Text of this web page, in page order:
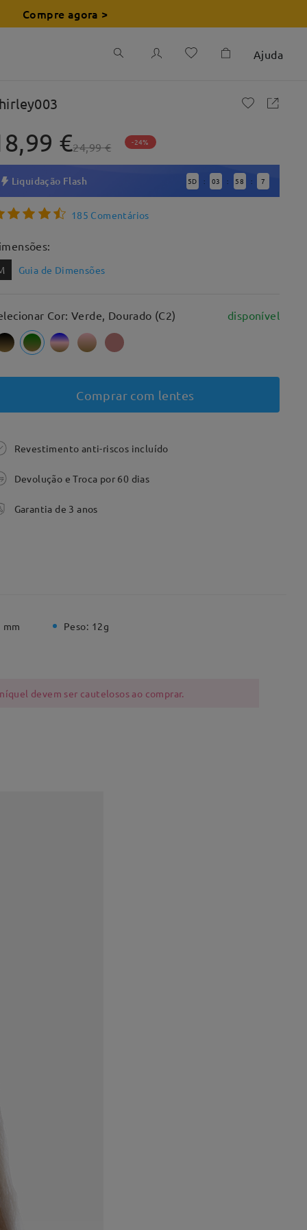
Compre agora >
Ajuda
€24,99 € -24%
Liquidação Flash 5D : 03 : 58 : 5
185 Comentários
Guia de Dimensões
Cor: Verde, Dourado (C2) disponível
Comprar com lentes
Revestimento anti-riscos incluído
Devolução e Troca por 60 dias
Garantia de 3 anos
mm Peso: 12g
devem ser cautelosos ao comprar.